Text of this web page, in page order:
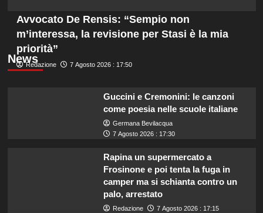
News
Avvocato De Rensis: “Sempio non
m’interessa, la revisione per Stasi è la mia
priorità”
Redazione 7 Agosto 2026 : 17:50
Guccini e Cremonini: le canzoni
come poesia nelle scuole italiane
Germana Bevilacqua
7 Agosto 2026 : 17:30
Rapina un supermercato a
Frosinone e poi tenta la fuga in
camper ma si schianta contro un
palo, arrestato
Redazione 7 Agosto 2026 : 17:15